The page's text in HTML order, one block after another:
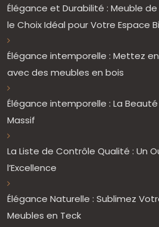
Élégance et Durabilité : Meuble
le Choix Idéal pour Votre Espace
Élégance intemporelle : Mettez
avec des meubles en bois
Élégance intemporelle : La
Massif
La Liste de Contrôle Qualité : Un
l’Excellence
Élégance Naturelle : Sublimez
Meubles en Teck